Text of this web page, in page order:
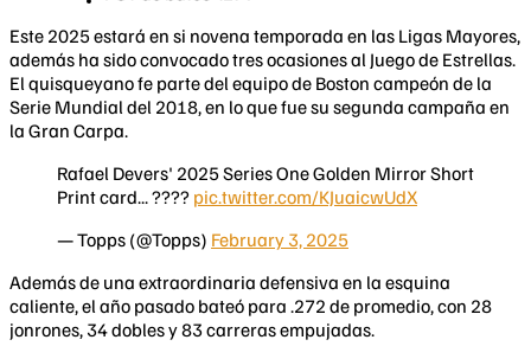
Este 2025 estará en si novena temporada en las Ligas Mayores,
además ha sido convocado tres ocasiones al Juego de Estrellas.
El quisqueyano fe parte del equipo de Boston campeón de la
Serie Mundial del 2018, en lo que fue su segunda campaña en
la Gran Carpa.
Rafael Devers' 2025 Series One Golden Mirror Short
Print card... ???? pic.twitter.com/KJuaicwUdX
— Topps (@Topps) February 3, 2025
Además de una extraordinaria defensiva en la esquina
caliente, el año pasado bateó para .272 de promedio, con 28
jonrones, 34 dobles y 83 carreras empujadas.